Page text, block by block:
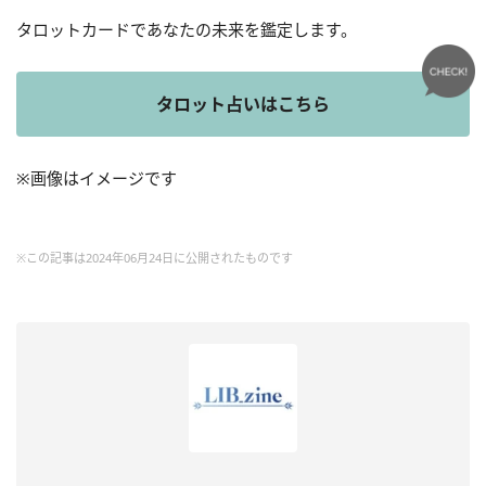
タロットカードであなたの未来を鑑定します。
タロット占いはこちら
※画像はイメージです
※この記事は2024年06月24日に公開されたものです